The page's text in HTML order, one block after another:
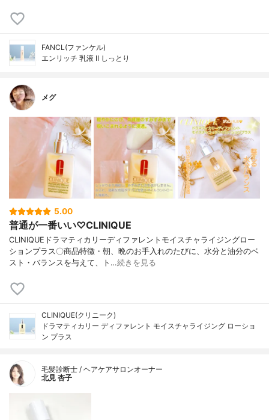
FANCL(ファンケル)
エンリッチ 乳液 II しっとり
メグ
5.00
普通が一番いい♡CLINIQUE
CLINIQUEドラマティカリーディファレントモイスチャライジングロー
ションプラス〇商品特徴・朝、晩のお手入れのたびに、水分と油分のベ
スト・バランスを与えて、ト…続きを見る
CLINIQUE(クリニーク)
ドラマティカリー ディファレント モイスチャライジング ローショ
ン プラス
毛髪診断士 / ヘアケアサロンオーナー
北見 杏子